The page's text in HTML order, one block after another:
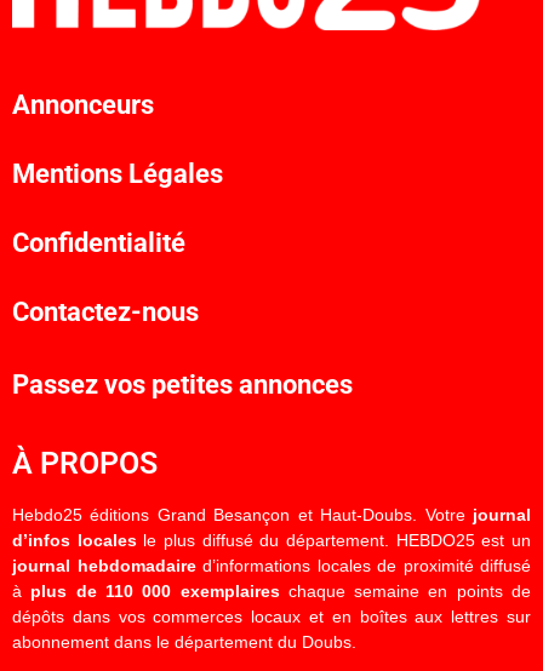
Annonceurs
Mentions Légales
Confidentialité
Contactez-nous
Passez vos petites annonces
À PROPOS
Hebdo25 éditions Grand Besançon et Haut-Doubs. Votre journal
d’infos localesle plus diffusé du département. HEBDO25 est un
journal hebdomadaired’informations locales de proximité diffusé
à plus de 110 000 exemplaireschaque semaine en points de
dépôts dans vos commerces locaux et en boîtes aux lettres sur
abonnement dans le département du Doubs.